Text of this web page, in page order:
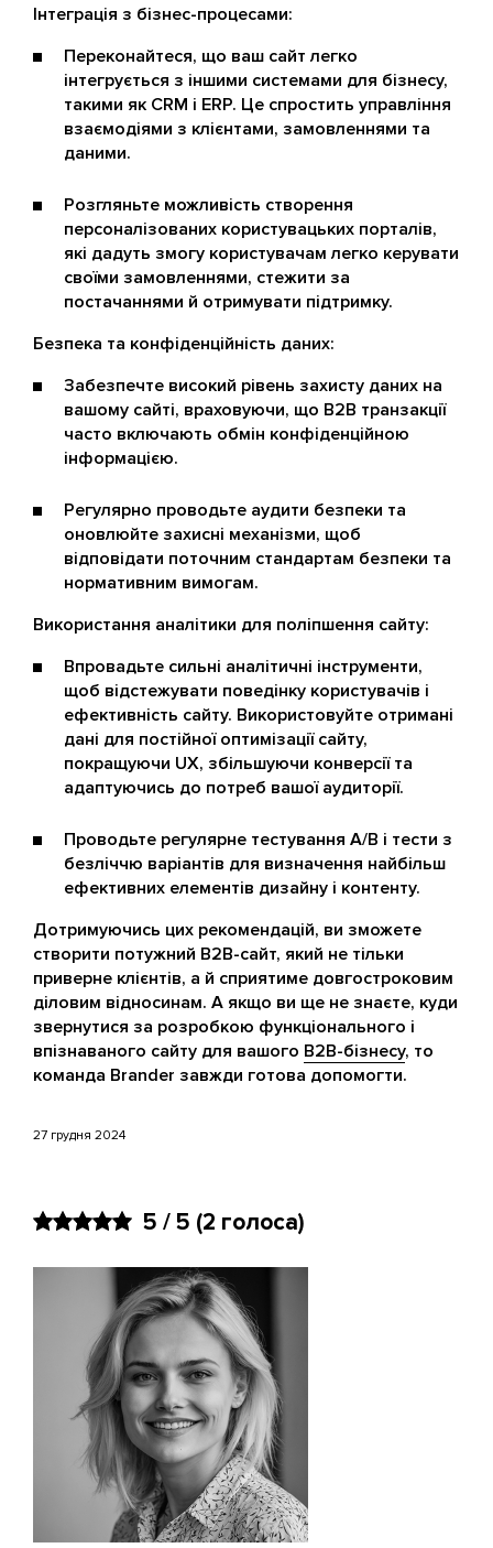
Інтеграція з бізнес-процесами:
Переконайтеся, що ваш сайт легко
інтегрується з іншими системами для бізнесу,
такими як CRM і ERP. Це спростить управління
взаємодіями з клієнтами, замовленнями та
даними.
Розгляньте можливість створення
персоналізованих користувацьких порталів,
які дадуть змогу користувачам легко керувати
своїми замовленнями, стежити за
постачаннями й отримувати підтримку.
Безпека та конфіденційність даних:
Забезпечте високий рівень захисту даних на
вашому сайті, враховуючи, що B2B транзакції
часто включають обмін конфіденційною
інформацією.
Регулярно проводьте аудити безпеки та
оновлюйте захисні механізми, щоб
відповідати поточним стандартам безпеки та
нормативним вимогам.
Використання аналітики для поліпшення сайту:
Впровадьте сильні аналітичні інструменти,
щоб відстежувати поведінку користувачів і
ефективність сайту. Використовуйте отримані
дані для постійної оптимізації сайту,
покращуючи UX, збільшуючи конверсії та
адаптуючись до потреб вашої аудиторії.
Проводьте регулярне тестування A/B і тести з
безліччю варіантів для визначення найбільш
ефективних елементів дизайну і контенту.
Дотримуючись цих рекомендацій, ви зможете
створити потужний B2B-сайт, який не тільки
приверне клієнтів, а й сприятиме довгостроковим
діловим відносинам. А якщо ви ще не знаєте, куди
звернутися за розробкою функціонального і
впізнаваного сайту для вашого B2B-бізнесу, то
команда Brander завжди готова допомогти.
27 грудня 2024
5 / 5 (2 голоса)